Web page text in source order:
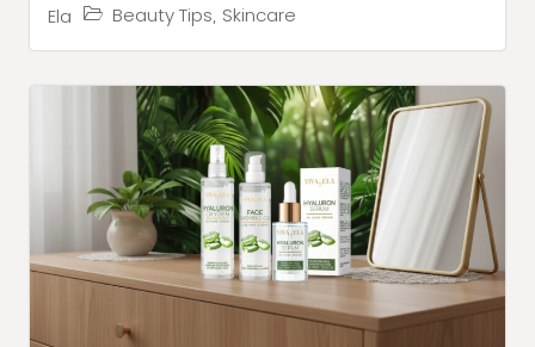
Ela Beauty Tips, Skincare